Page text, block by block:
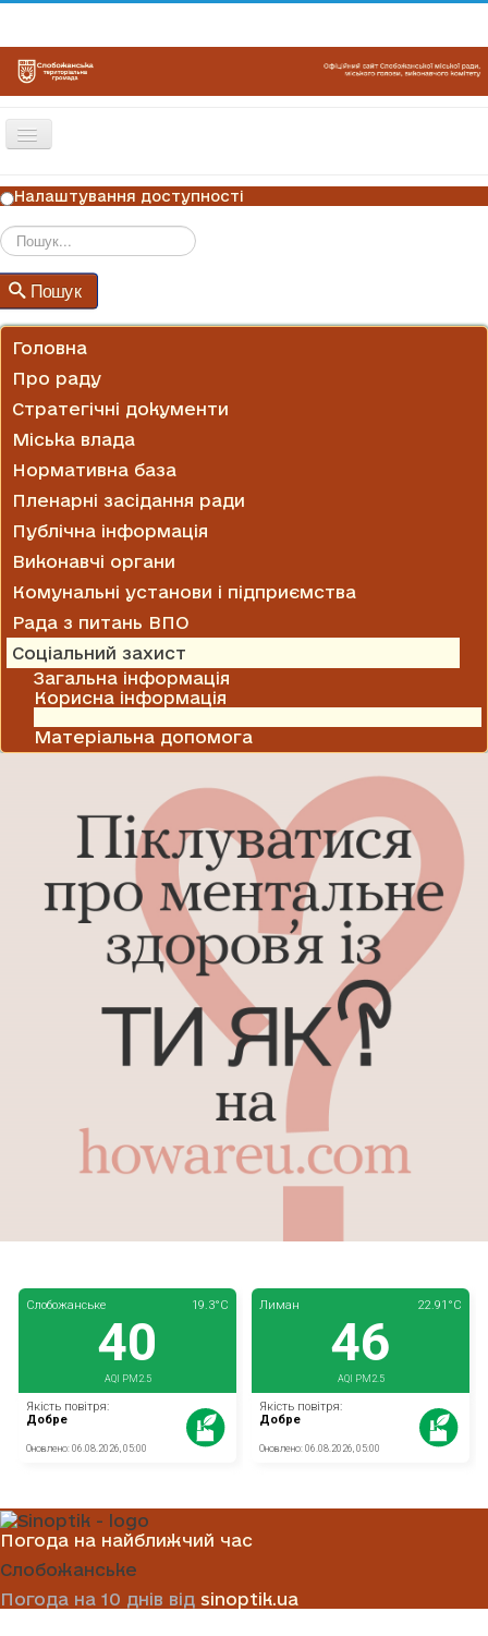
Перемикач
ГОЛОВНА
НОВИНИ
ОГОЛОШЕННЯ
ГРАФІКИ ПРИЙОМУ
Налаштування доступності
Пошук
Головна
Про раду
Стратегічні документи
Міська влада
Нормативна база
Пленарні засідання ради
Публічна інформація
Виконавчі органи
Комунальні установи і підприємства
Рада з питань ВПО
Соціальний захист
Загальна інформація
Корисна інформація
Матеріальна допомога
Погода на найближчий час
Слобожанське
Погода на 10 днів від sinoptik.ua